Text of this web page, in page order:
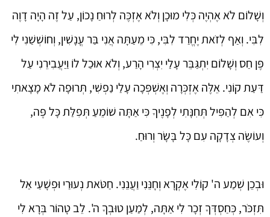
וְשָׁלוֹם לֹא אֶהְיֶה כְּלִי מוּכָן וְלֹא אֶזְכֶּה לְרוּחַ נָכוֹן, עַל זֶה הָיָה דָוֶה
לִבִּי. וְאַף לְזֹאת יֶחֱרַד לִבִּי, כִּי מֵעַתָּה אֲנִי בַּר עֳנָשִׁין, וְחוֹשְׁשַׁנִי לִי
פֶּן חַס וְשָׁלוֹם יִתְגַּבֵּר עָלַי יִצְרִי הָרַע, וְלֹא אוּכַל לוֹ וַיַּעֲבִירֵנִי עַל
דַּעַת קוֹנִי. אֵלֶּה אֶזְכְּרָה וְאֶשְׁפְּכָה עָלַי נַפְשִׁי, תְּרוּפָה לֹא מָצָאתִי
כִּי אִם לְהַפִּיל תְּחִנָּתִי לְפָנֶיךָ כִּי אַתָּה שׁוֹמֵעַ תְּפִלַּת כָּל פֶּה,
וְעוֹשֶׂה צְדָקָה עִם כָּל בָּשָׂר וְרוּחַ.
וּבְכֵן שְׁמַע ה' קוֹלִי אֶקְרָא וְחָנֵּנִי וַעֲנֵנִי. חַטֹּאת נְעוּרַי וּפְשָׁעַי אַל
תִּזְכֹּר, כְּחַסְדְּךָ זְכָר לִי אַתָּה, לְמַעַן טוּבְךָ ה'. לֵב טָהוֹר בְּרָא לִי